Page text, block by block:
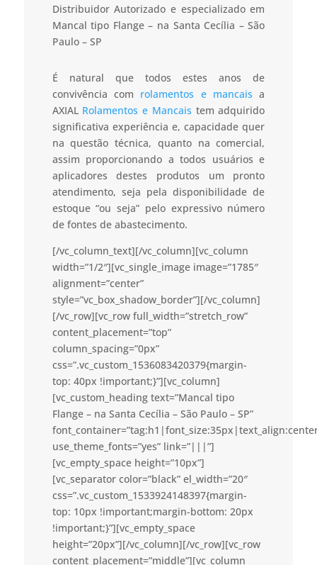
Distribuidor Autorizado e especializado em
Mancal tipo Flange – na Santa Cecília – São
Paulo – SP
É natural que todos estes anos de
convivência com rolamentos e mancais a
AXIAL Rolamentos e Mancais tem adquirido
significativa experiência e, capacidade quer
na questão técnica, quanto na comercial,
assim proporcionando a todos usuários e
aplicadores destes produtos um pronto
atendimento, seja pela disponibilidade de
estoque “ou seja” pelo expressivo número
de fontes de abastecimento.
[/vc_column_text][/vc_column][vc_column
width=”1/2″][vc_single_image image=”1785″
alignment=”center”
style=”vc_box_shadow_border”][/vc_column]
[/vc_row][vc_row full_width=”stretch_row”
content_placement=”top”
column_spacing=”0px”
css=”.vc_custom_1536083420379{margin-
top: 40px !important;}”][vc_column]
[vc_custom_heading text=”Mancal tipo
Flange – na Santa Cecília – São Paulo – SP”
use_theme_fonts=”yes” link=”|||”]
[vc_empty_space height=”10px”]
[vc_separator color=”black” el_width=”20″
css=”.vc_custom_1533924148397{margin-
top: 10px !important;margin-bottom: 20px
!important;}”][vc_empty_space
height=”20px”][/vc_column][/vc_row][vc_row
content_placement=”middle”][vc_column